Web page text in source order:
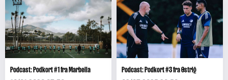
Podcast: Podkort #1 fra Marbella Podcast: Podkort #3 fra Østrig